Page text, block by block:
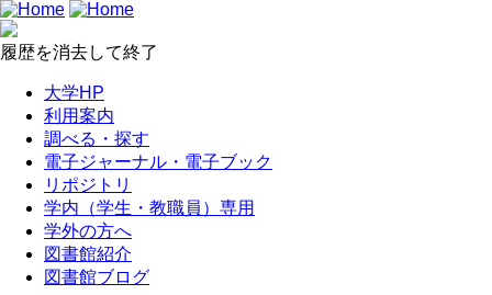
履歴を消去して終了
大学HP
利用案内
調べる・探す
電子ジャーナル・電子ブック
リポジトリ
学内（学生・教職員）専用
学外の方へ
図書館紹介
図書館ブログ